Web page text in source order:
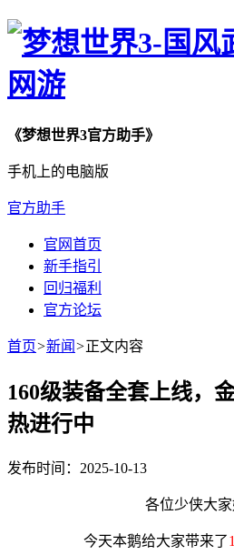
《梦想世界3官方助手》
手机上的电脑版
官方助手
官网首页
新手指引
回归福利
官方论坛
首页>新闻 >正文内容
160级装备全套上线，
热进行中
发布时间：2025-10-13
各位少侠大家
今天本鹅给大家带来了